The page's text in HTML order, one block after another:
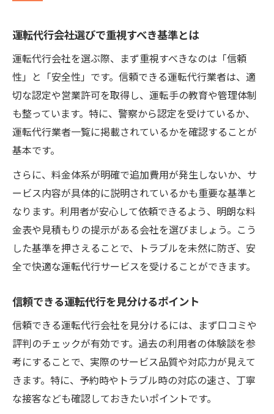
運転代行のトラブル回避法と対策
信頼度の高い運転代行の探し方
信頼できる運転代行会社を見極める方法
運転代行会社の認定や許可を確認しよう
運転代行のサービス実績と対応力を比較
運転代行の料金体系が明確かをチェック
安全重視の運転代行サービスの見分け方
サービス品質で差がつく運転代行選び
運転代行のサービス品質を見抜く視点
運転代行会社ごとの対応力の違いとは
運転代行で快適に利用するための工夫
安心のための運転代行選びの新基準
もし運転代行を利用するなら注意点は
運転代行利用時に知っておきたい注意点
運転代行とトラブルを避けるための対策
運転代行サービス利用前の確認事項
運転代行会社選びで重視すべき基準とは
運転代行会社を選ぶ際、まず重視すべきなのは「信頼
性」と「安全性」です。信頼できる運転代行業者は、適
切な認定や営業許可を取得し、運転手の教育や管理体制
も整っています。特に、警察から認定を受けているか、
運転代行業者一覧に掲載されているかを確認することが
基本です。
さらに、料金体系が明確で追加費用が発生しないか、サ
ービス内容が具体的に説明されているかも重要な基準と
なります。利用者が安心して依頼できるよう、明朗な料
金表や見積もりの提示がある会社を選びましょう。こう
した基準を押さえることで、トラブルを未然に防ぎ、安
全で快適な運転代行サービスを受けることができます。
信頼できる運転代行を見分けるポイント
信頼できる運転代行会社を見分けるには、まず口コミや
評判のチェックが有効です。過去の利用者の体験談を参
考にすることで、実際のサービス品質や対応力が見えて
きます。特に、予約時やトラブル時の対応の速さ、丁寧
な接客なども確認しておきたいポイントです。